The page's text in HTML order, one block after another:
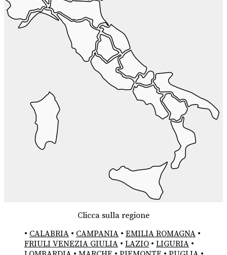
Clicca sulla regione
• CALABRIA • CAMPANIA • EMILIA ROMAGNA •
FRIULI VENEZIA GIULIA • LAZIO • LIGURIA •